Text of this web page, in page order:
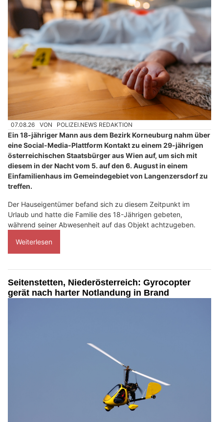
07.08.26 VON POLIZEI.NEWS REDAKTION
Ein 18-jähriger Mann aus dem Bezirk Korneuburg nahm über
eine Social-Media-Plattform Kontakt zu einem 29-jährigen
österreichischen Staatsbürger aus Wien auf, um sich mit
diesem in der Nacht vom 5. auf den 6. August in einem
Einfamilienhaus im Gemeindegebiet von Langenzersdorf zu
treffen.
Der Hauseigentümer befand sich zu diesem Zeitpunkt im
Urlaub und hatte die Familie des 18-Jährigen gebeten,
während seiner Abwesenheit auf das Objekt achtzugeben.
Weiterlesen
Seitenstetten, Niederösterreich: Gyrocopter
gerät nach harter Notlandung in Brand